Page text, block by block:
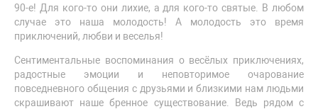
90-е! Для кого-то они лихие, а для кого-то святые. В любом
случае это наша молодость! А молодость это время
приключений, любви и веселья!
Сентиментальные воспоминания о весёлых приключениях,
радостные эмоции и неповторимое очарование
повседневного общения с друзьями и близкими нам людьми
скрашивают наше бренное существование. Ведь рядом с